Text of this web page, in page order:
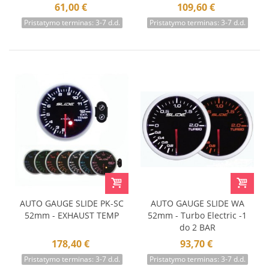
61,00 €
Pristatymo terminas: 3-7 d.d.
109,60 €
Pristatymo terminas: 3-7 d.d.
AUTO GAUGE SLIDE PK-SC
52mm - EXHAUST TEMP
178,40 €
Pristatymo terminas: 3-7 d.d.
AUTO GAUGE SLIDE WA
52mm - Turbo Electric -1
do 2 BAR
93,70 €
Pristatymo terminas: 3-7 d.d.